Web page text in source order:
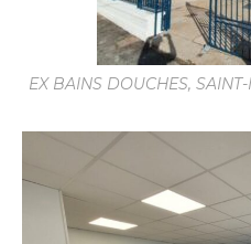
EX BAINS DOUCHES,